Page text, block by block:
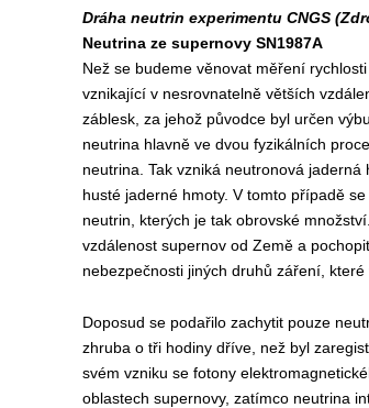
Dráha neutrin experimentu CNGS
Neutrina ze supernovy SN1987A
Než se budeme věnovat měření
vznikající v nesrovnatelně větších
záblesk, za jehož původce byl určen
neutrina hlavně ve dvou fyzikálních
neutrina. Tak vzniká neutronová
husté jaderné hmoty. V tomto případě
neutrin, kterých je tak obrovské
vzdálenost supernov od Země a
nebezpečnosti jiných druhů záření,
Doposud se podařilo zachytit pouze
zhruba o tři hodiny dříve, než byl
svém vzniku se fotony
oblastech supernovy, zatímco neutrina